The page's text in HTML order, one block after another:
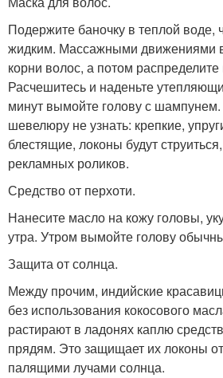
Подержите баночку в теплой воде,
жидким. Массажными движениями
корни волос, а потом
Расчешитесь и наденьте
минут вымойте голову с
шевелюру не узнать: крепкие,
блестящие, локоны будут
рекламных роликов.
Средство от перхоти.
Нанесите масло на кожу головы,
утра. Утром вымойте голову
Защита от солнца.
Между прочим, индийские
без использования кокосового
растирают в ладонях каплю
прядям. Это защищает их локоны
палящими лучами солнца.